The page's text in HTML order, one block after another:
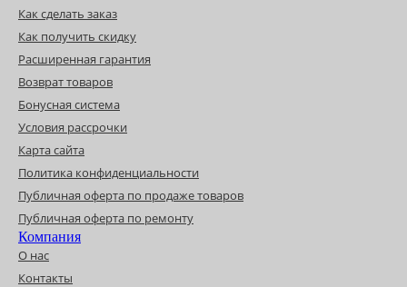
Как сделать заказ
Как получить скидку
Расширенная гарантия
Возврат товаров
Бонусная система
Условия рассрочки
Карта сайта
Политика конфиденциальности
Публичная оферта по продаже товаров
Публичная оферта по ремонту
Компания
О нас
Контакты